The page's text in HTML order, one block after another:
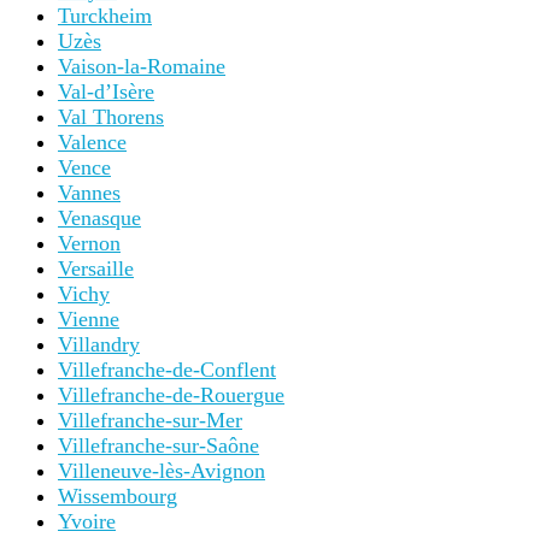
Turckheim
Uzès
Vaison-la-Romaine
Val-d’Isère
Val Thorens
Valence
Vence
Vannes
Venasque
Vernon
Versaille
Vichy
Vienne
Villandry
Villefranche-de-Conflent
Villefranche-de-Rouergue
Villefranche-sur-Mer
Villefranche-sur-Saône
Villeneuve-lès-Avignon
Wissembourg
Yvoire